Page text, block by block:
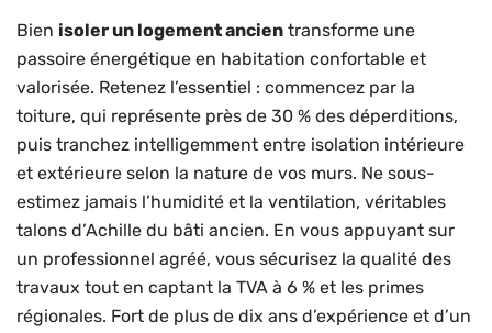
Bien isoler un logement ancien transforme une
passoire énergétique en habitation confortable et
valorisée. Retenez l’essentiel : commencez par la
toiture, qui représente près de 30 % des déperditions,
puis tranchez intelligemment entre isolation intérieure
et extérieure selon la nature de vos murs. Ne sous-
estimez jamais l’humidité et la ventilation, véritables
talons d’Achille du bâti ancien. En vous appuyant sur
un professionnel agréé, vous sécurisez la qualité des
travaux tout en captant la TVA à 6 % et les primes
régionales. Fort de plus de dix ans d’expérience et d’un